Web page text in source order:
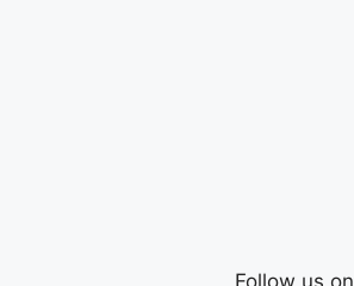
Follow us on